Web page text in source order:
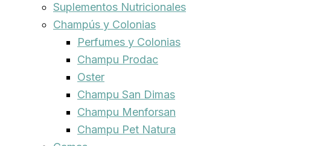
Suplementos Nutricionales
Champús y Colonias
Perfumes y Colonias
Champu Prodac
Oster
Champu San Dimas
Champu Menforsan
Champu Pet Natura